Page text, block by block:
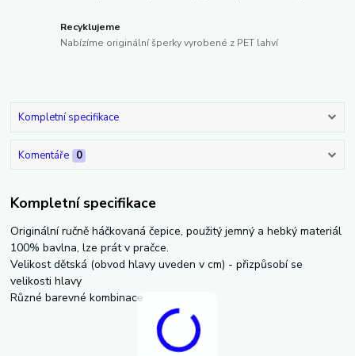
Recyklujeme
Nabízíme originální šperky vyrobené z PET lahví
Kompletní specifikace
Komentáře 0
Kompletní specifikace
Originální ručně háčkovaná čepice, použitý jemný a hebký materiál
100% bavlna, lze prát v pračce.
Velikost dětská (obvod hlavy uveden v cm) - přizpůsobí se
velikosti hlavy
Různé barevné kombinace